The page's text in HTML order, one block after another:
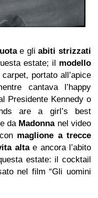
e gliabiti strizzati
estate; il modello
portato all’apice
cantava l’happy
Presidente Kennedy o
are a girl’s best
da Madonnanel video
maglione a trecce
altae ancora l’abito
estate: il cocktail
nel film “Gli uomini